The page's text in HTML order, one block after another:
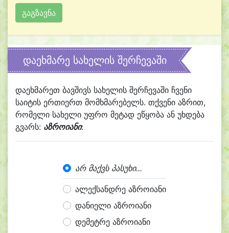
დაეხმარე სახელის შერჩევაში
დაეხმარეთ ბავშივს სახელის შერჩევაში ჩვენი
საიტის ერთიერთ მომხმარებელს. თქვენი აზრით,
რომელი სახელი უფრო მეტად ეწყობა ან უხდება
გვარს: აზროიანი:
არ მაქვს პასუხი...
ალექსანდრე აზროიანი
დანიელი აზროიანი
დემეტრე აზროიანი